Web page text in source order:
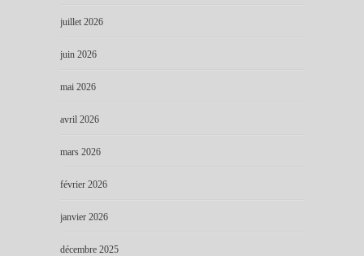
juillet 2026
juin 2026
mai 2026
avril 2026
mars 2026
février 2026
janvier 2026
décembre 2025